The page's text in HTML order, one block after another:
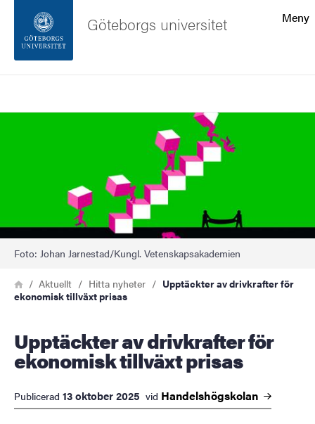
Sidfoten
Meny
Göteborgs universitet
Bild
Foto: Johan Jarnestad/Kungl. Vetenskapsakademien
Länkstig
HemAktuellt Hitta nyheter
Upptäckter av drivkrafter för
ekonomisk tillväxt prisas
Upptäckter av drivkrafter för
ekonomisk tillväxt prisas
Publicerad 13 oktober 2025 vid Handelshögskolan